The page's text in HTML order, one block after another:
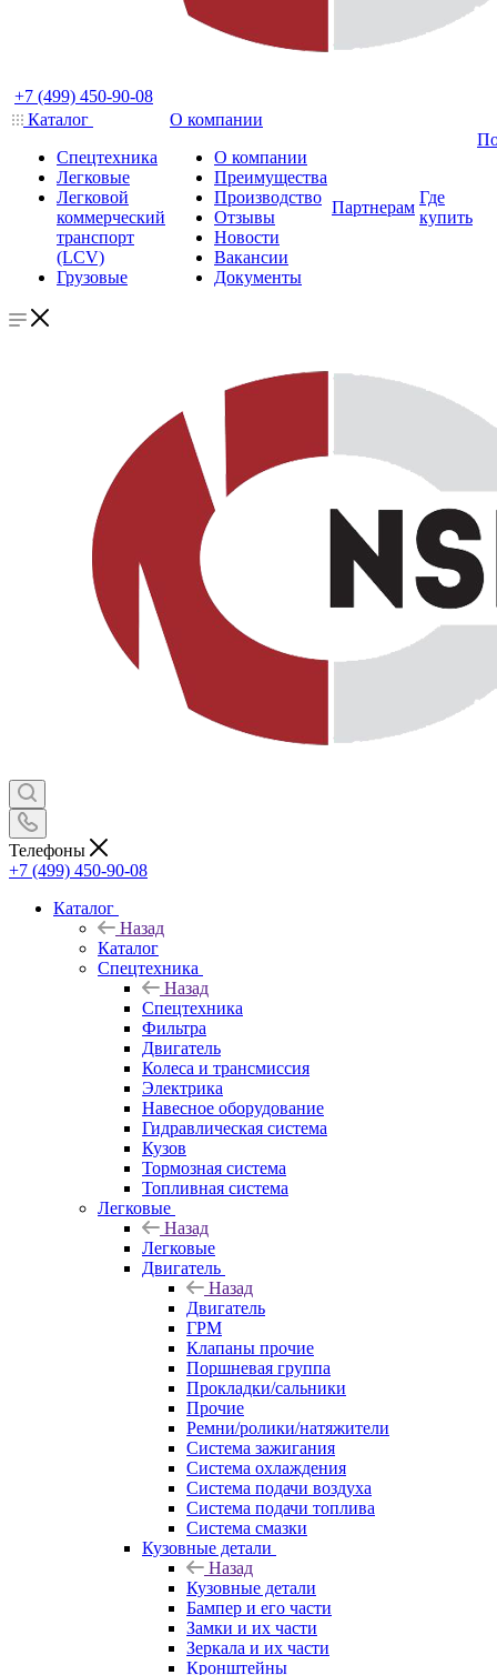
+7 (499) 450-90-08
Каталог
Спецтехника
Легковые
Легковой
коммерческий
транспорт
(LCV)
Грузовые
О компании
О компании
Преимущества
Производство
Отзывы
Новости
Вакансии
Документы
Партнерам
Где
купить
Телефоны
+7 (499) 450-90-08
Каталог
Назад
Каталог
Спецтехника
Назад
Спецтехника
Фильтра
Двигатель
Колеса и трансмиссия
Электрика
Навесное оборудование
Гидравлическая система
Кузов
Тормозная система
Топливная система
Легковые
Назад
Легковые
Двигатель
Назад
Двигатель
ГРМ
Клапаны прочие
Поршневая группа
Прокладки/сальники
Прочие
Ремни/ролики/натяжители
Система зажигания
Система охлаждения
Система подачи воздуха
Система подачи топлива
Система смазки
Кузовные детали
Назад
Кузовные детали
Бампер и его части
Замки и их части
Зеркала и их части
Кронштейны